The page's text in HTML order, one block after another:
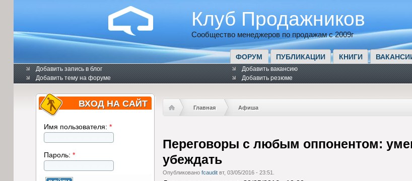
Клуб Продажников
Сообщество менеджеров по продажам с 2009г
ФОРУМ ПУБЛИКАЦИИ КНИГИ
Добавить запись в блог
Добавить тему на форуме
Добавить вакансию
Добавить резюме
ВХОД НА САЙТ
Имя пользователя: *
Пароль: *
Главная Афиша
Переговоры с любым оппонентом:
убеждать
Опубликовано fcauditвт, 03/05/2016 - 23:51.